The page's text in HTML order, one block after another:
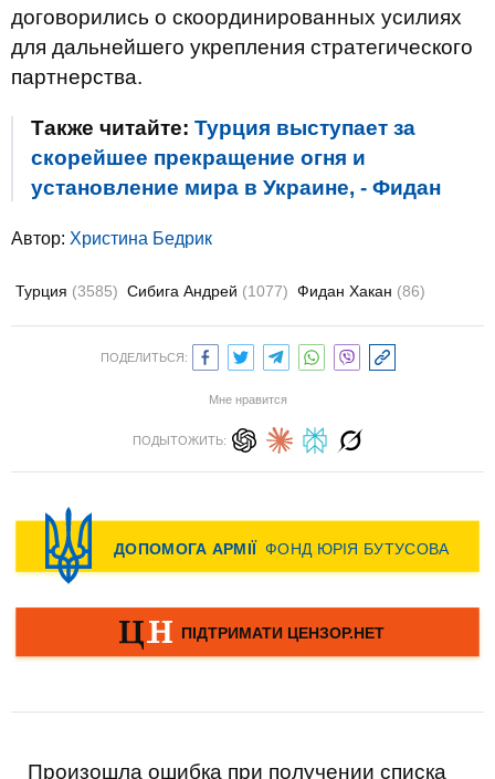
договорились о скоординированных усилиях
для дальнейшего укрепления стратегического
партнерства.
Также читайте: Турция выступает за
скорейшее прекращение огня и
установление мира в Украине, - Фидан
Автор: Христина Бедрик
Турция (3585) Сибига Андрей (1077) Фидан Хакан (86)
ПОДЕЛИТЬСЯ:
Мне нравится
ПОДЫТОЖИТЬ:
Произошла ошибка при получении списка